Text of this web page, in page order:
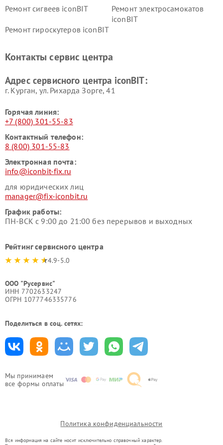
Мы принимаем
все формы оплаты
Ремонт сигвеев iconBIT
Ремонт электросамокатов
iconBIT
Ремонт гироскутеров iconBIT
Контакты сервис центра
Адрес сервисного центра iconBIT:
г. Курган, ул. Рихарда Зорге, 41
Горячая линия:
+7 (800) 301-55-83
Контактный телефон:
8 (800) 301-55-83
Электронная почта:
info@iconbit-fix.ru
для юридических лиц
manager@fix-iconbit.ru
График работы:
ПН-ВСК с 9:00 до 21:00 без перерывов и выходных
Рейтинг сервисного центра
4.9-5.0
ООО "Русервис"
ИНН 7702633247
ОГРН 1077746335776
Поделиться в соц. сетях:
Политика конфиденциальности
Вся информация на сайте носит исключительно справочный характер.